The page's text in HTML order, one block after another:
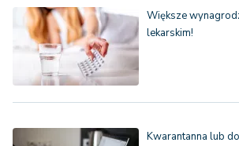
Większe
lekarskim!
Kwarantanna lub